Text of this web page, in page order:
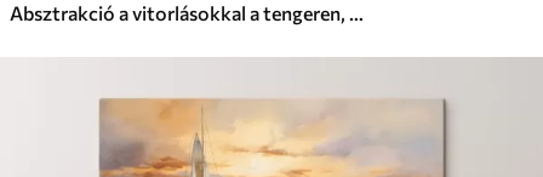
Absztrakció a vitorlásokkal a tengeren, akril stílusban, naplemente